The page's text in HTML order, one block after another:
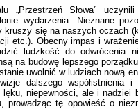
„Przestrzeń Słowa”
wydarzenia. Nieznane
kruszy się na naszych oczach
etc.). Obecny impas i
ludzkość do odwrócenia
na budowę lepszego
uwolnić w ludziach nową
dalszego współistnienia
niepewności, ale i nadziei
prowadząc tę opowieść o